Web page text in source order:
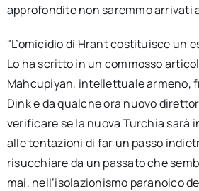
approfondite non saremmo arrivati
"L’omicidio di Hrant costituisce un
Lo ha scritto in un commosso
Mahcupiyan, intellettuale armeno,
Dink e da qualche ora nuovo
verificare se la nuova Turchia sarà
alle tentazioni di far un passo
risucchiare da un passato che
mai, nell’isolazionismo paranoico